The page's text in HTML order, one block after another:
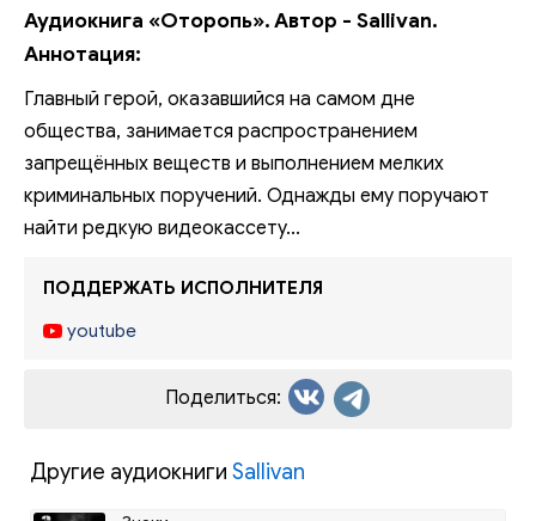
Аудиокнига «Оторопь». Автор - Sallivan.
Аннотация:
Главный герой, оказавшийся на самом дне
общества, занимается распространением
запрещённых веществ и выполнением мелких
криминальных поручений. Однажды ему поручают
найти редкую видеокассету...
ПОДДЕРЖАТЬ ИСПОЛНИТЕЛЯ
youtube
Поделиться:
Другие аудиокниги Sallivan